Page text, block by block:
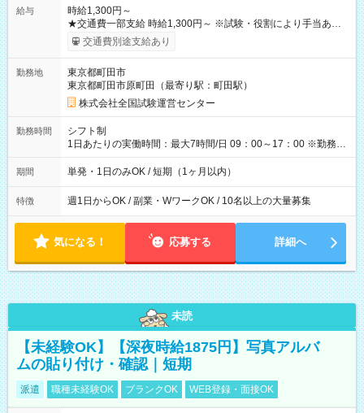
給与
時給1,300円～
★交通費一部支給 時給1,300円～ ※試験・役割により手当あり
※勤務回数により昇給あり 【即給（前払い）オプションあ
り！】 希望される場合、勤務から1週間ほどで給与の一部を受け
例】 ・河合塾模擬試験 8:30～17:30（休憩1時間） 時給1,300円
×8時間＝日収10,400円＋交通費 ※当日の役割により時給＋100
円の場合あり ・国家試験 7:00～13:30（休憩なし） 時給1,300
円（役割手当＋100円）×6時間＝日収8,400円＋交通費 【試用期
間】試用期間なし
交通費別途支給あり
勤務地
東京都町田市
東京都町田市原町田（最寄り駅：町田駅）
株式会社全国試験運営センター
勤務時間
シフト制
1日あたりの実働時間：最大7時間/日 09：00～17：00 ※勤務時
間は 試験により異なります。
期間 単発・1日のみOK / 短期（1ヶ月以内）
特徴 週1日からOK / 副業・WワークOK / 10名以上の大量募集
気になる！ 応募する 詳細へ
未読
【未経験OK】【深夜時給1875円】写真アルバ
ムの貼り付け・確認｜短期
派遣 職種未経験OK ブランクOK WEB登録・面接OK